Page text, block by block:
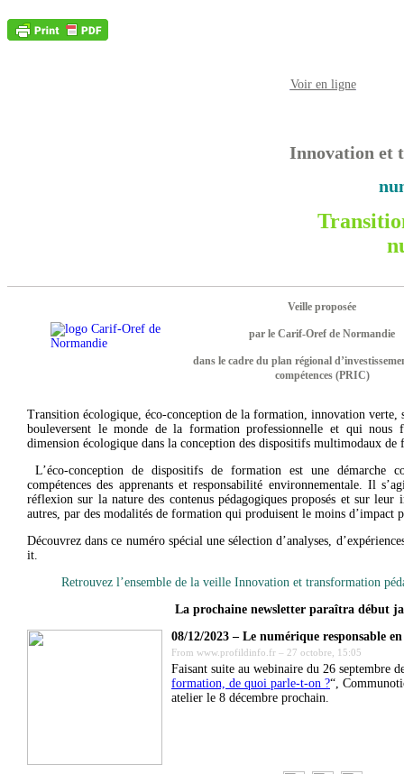
Voir en ligne
Innovation et
Veille proposée
par le Carif-Oref de Normandie
dans le cadre du plan régional
compétences (PRIC)
Transition écologique, éco-conception de la formation, innovation verte,
bouleversent le monde de la formation professionnelle et qui
dimension écologique dans la conception des dispositifs multimodaux de
L’éco-conception de dispositifs de formation est une démarche
compétences des apprenants et responsabilité environnementale. Il
réflexion sur la nature des contenus pédagogiques proposés et sur leur
autres, par des modalités de formation qui produisent le moins d’impact
Découvrez dans ce numéro spécial une sélection d’analyses,
it.
Retrouvez l’ensemble de la veille Innovation et transformation
La prochaine newsletter paraîtra début
08/12/2023 – Le numérique responsable
From www.profildinfo.fr – 27 octobre, 15:05
Faisant suite au webinaire du 26 septembre
formation, de quoi parle-t-on ?“,
atelier le 8 décembre prochain.